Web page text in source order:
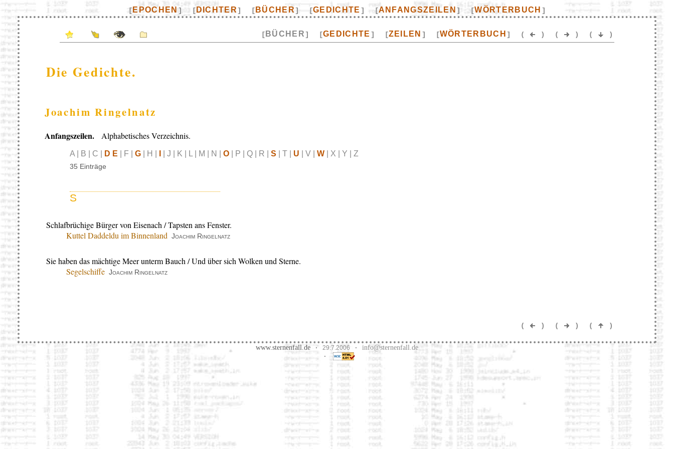
[ EPOCHEN ] [ DICHTER] [ BÜCHER] [GEDICHTE ] [ANFANGSZEILEN ] [WÖRTERBUCH ]
[ BÜCHER] [GEDICHTE ] [ZEILEN ] [WÖRTERBUCH ] ( ) ( ) ( )
Die Gedichte.
Joachim Ringelnatz
Anfangszeilen. Alphabetisches Verzeichnis.
A | B | C | D E | F | G | H | | J | K | L | M | N | O | P | Q | R | S | T | U | V | W | X | Y | Z
35 Einträge
S
Schlafbrüchige Bürger von Eisenach / Tapsten ans Fenster.
Kuttel Daddeldu im Binnenland Joachim Ringelnatz
Sie haben das mächtige Meer unterm Bauch / Und über sich Wolken und Sterne.
Segelschiffe Joachim Ringelnatz
( ) ( ) ( )
www.sternenfall.de · 29.7.2006 · info@sternenfall.de
·